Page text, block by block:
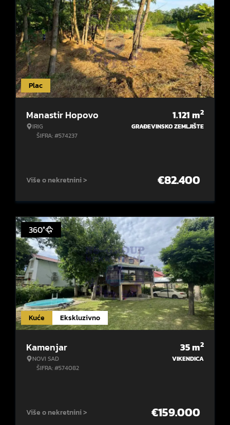
Plac
Manastir Hopovo
IRIG
ŠIFRA: #574237
1.121m2
GRAĐEVINSKO ZEMLJIŠTE
Više o nekretnini > €82.400
Kuće Ekskluzivno
360°
Kamenjar
NOVI SAD
ŠIFRA: #574082
35m2
VIKENDICA
Više o nekretnini > €159.000